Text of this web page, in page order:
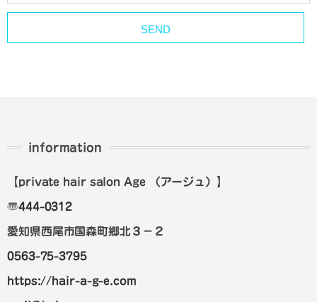
information
【private hair salon Age （アージュ） 】
〠444-0312
愛知県西尾市国森町郷北３－２
0563-75-3795
https://hair-a-g-e.com